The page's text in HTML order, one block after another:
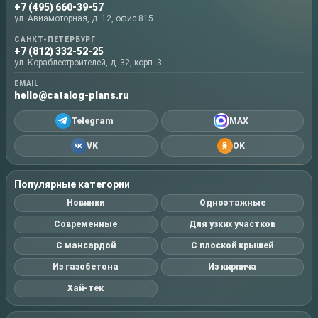
+7 (495) 660-39-57
ул. Авиамоторная, д. 12, офис 815
САНКТ-ПЕТЕРБУРГ
+7 (812) 332-52-25
ул. Кораблестроителей, д. 32, корп. 3
EMAIL
hello@catalog-plans.ru
Telegram MAX
VK OK
Популярные категории
Новинки Одноэтажные
Современные Для узких участков
С мансардой С плоской крышей
Из газобетона Из кирпича
Хай-тек